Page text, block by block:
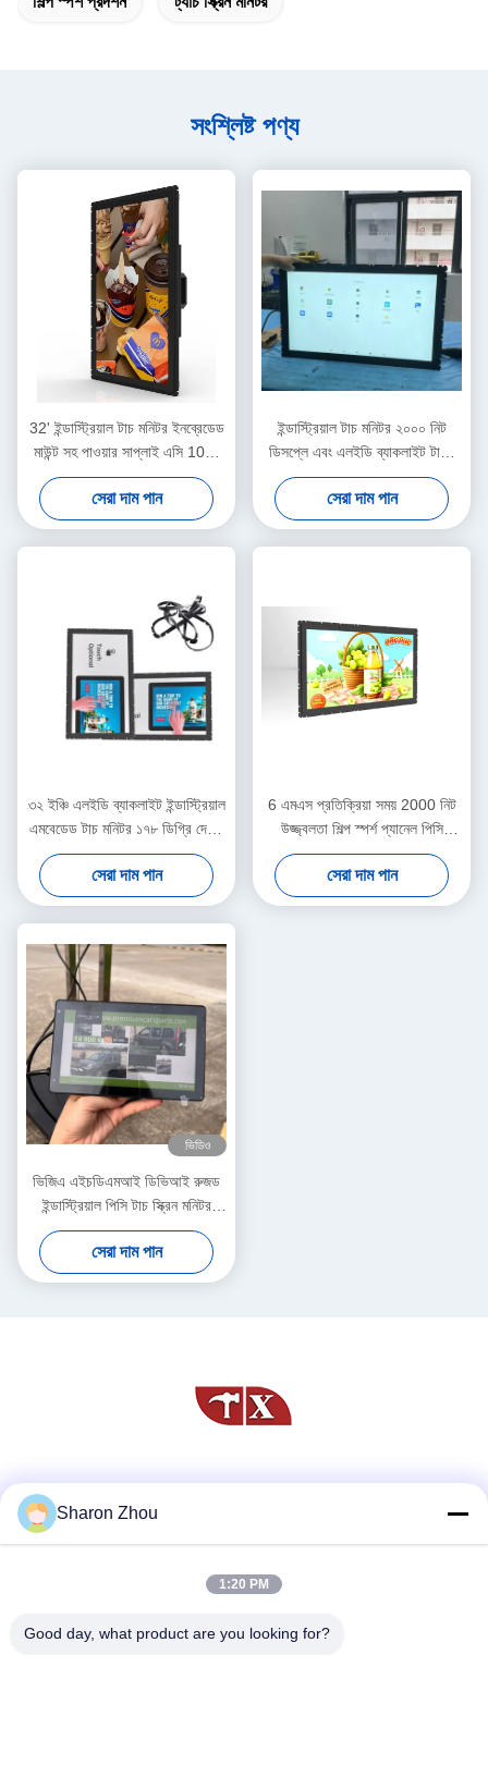
সংশ্লিষ্ট পণ্য
32' ইন্ডাস্ট্রিয়াল টাচ মনিটর ইনব্রেডেড
মাউন্ট সহ পাওয়ার সাপ্লাই এসি 100-
240V
সেরা দাম পান
ইন্ডাস্ট্রিয়াল টাচ মনিটর ২০০০ নিট
ডিসপ্লে এবং এলইডি ব্যাকলাইট টাইপ
সহ
সেরা দাম পান
৩২ ইঞ্চি এলইডি ব্যাকলাইট ইন্ডাস্ট্রিয়াল
এমবেডেড টাচ মনিটর ১৭৮ ডিগ্রি দেখার
কোণ সহ
সেরা দাম পান
6 এমএস প্রতিক্রিয়া সময় 2000 নিট
উজ্জ্বলতা শিল্প স্পর্শ প্যানেল পিসি
এমবেডেড / বিল্ট ইন
সেরা দাম পান
ভিডিও
ভিজিএ এইচডিএমআই ডিভিআই রুজড
ইন্ডাস্ট্রিয়াল পিসি টাচ স্ক্রিন মনিটর
ভিইএসএ মাউন্ট 7 ইঞ্চি
সেরা দাম পান
দ্রুত যোগাযোগ
টেলিফোন
Sharon Zhou
1:20 PM
Good day, what product are you looking for?